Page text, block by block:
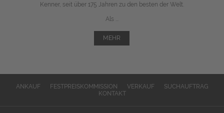
Kenner, seit über 175 Jahren zu den besten der Welt.
Als ...
MEHR
ANKAUF FESTPREISKOMMISSION VERKAUF
SUCHAUFTRAG
KONTAKT